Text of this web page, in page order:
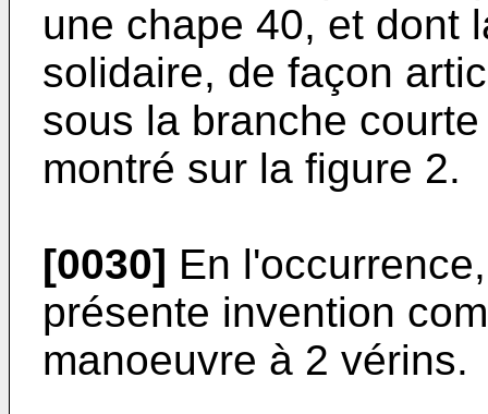
une chape 40, et dont
solidaire, de façon
sous la branche
montré sur la figure 2.
[0030] En
présente invention
manoeuvre à 2 vérins.